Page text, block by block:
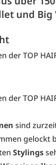
und Big
der TOP
der TOP
sind
gelockt
Stylings